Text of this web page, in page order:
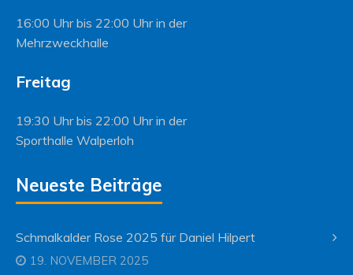
16:00 Uhr bis 22:00 Uhr in der
Mehrzweckhalle
Freitag
19:30 Uhr bis 22:00 Uhr in der
Sporthalle Walperloh
Neueste Beiträge
Schmalkalder Rose 2025 für Daniel Hilpert
19. NOVEMBER 2025